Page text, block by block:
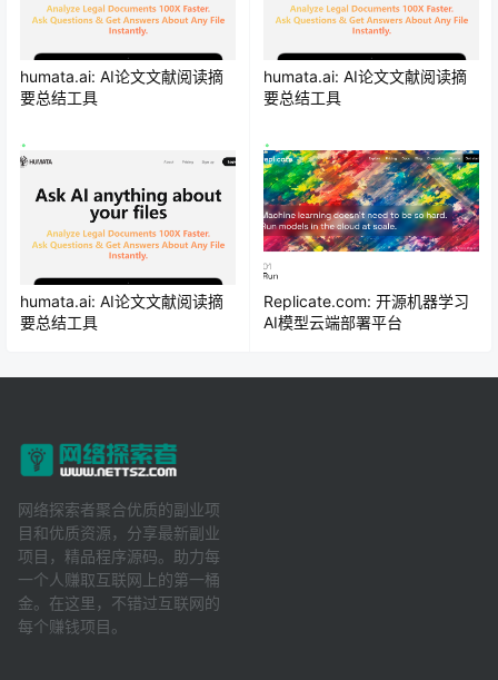
humata.ai: AI论文文献阅读摘
要总结工具
humata.ai: AI论文文献阅读摘
要总结工具
humata.ai: AI论文文献阅读摘
要总结工具
Replicate.com: 开源机器学习
AI模型云端部署平台
网络探索者聚合优质的副业项
目和优质资源，分享最新副业
项目，精品程序源码。助力每
一个人赚取互联网上的第一桶
金。在这里，不错过互联网的
每个赚钱项目。